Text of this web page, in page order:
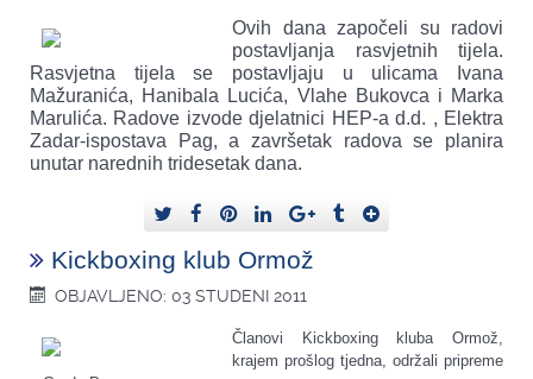
Ovih dana započeli su radovi
postavljanja rasvjetnih tijela.
Rasvjetna tijela se postavljaju u ulicama Ivana
Mažuranića, Hanibala Lucića, Vlahe Bukovca i Marka
Marulića. Radove izvode djelatnici HEP-a d.d. , Elektra
Zadar-ispostava Pag, a završetak radova se planira
unutar narednih tridesetak dana.
Kickboxing klub Ormož
OBJAVLJENO: 03 STUDENI 2011
Članovi Kickboxing kluba Ormož,
krajem prošlog tjedna, održali pripreme